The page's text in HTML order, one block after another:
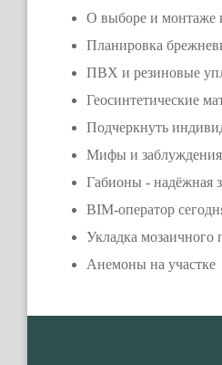
О выборе и монтаже
Планировка
ПВХ и резиновые
Геосинтетические
Подчеркнуть
Мифы и заблуждения
Габионы - надёжная
BIM-оператор
Укладка
Анемоны на участке